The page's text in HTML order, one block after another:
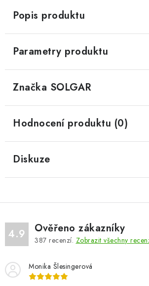
Popis produktu
Parametry produktu
Značka SOLGAR
Hodnocení produktu (0)
Diskuze
4.9 Ověřeno zákazníky
387 recenzí. Zobrazit všechny
Monika Šlesingerová